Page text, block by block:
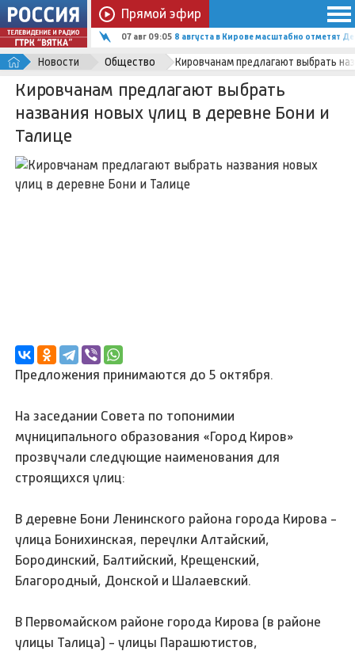
Прямой эфир
07 авг 09:05 8 августа в Кирове масштабно отметят
Новости Общество Кировчанам предлагают выбрать
Кировчанам предлагают выбрать
названия новых улиц в деревне Бони и
Талице
Предложения принимаются до 5 октября.
На заседании Совета по топонимии
муниципального образования «Город Киров»
прозвучали следующие наименования для
строящихся улиц:
В деревне Бони Ленинского района города Кирова -
улица Бонихинская, переулки Алтайский,
Бородинский, Балтийский, Крещенский,
Благородный, Донской и Шалаевский.
В Первомайском районе города Кирова (в районе
улицы Талица) - улицы Парашютистов,